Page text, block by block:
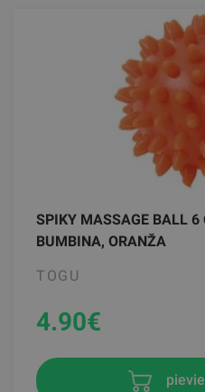
SPIKY MASSAGE BALL
BUMBINA, ORANŽA
TOGU
4.90€